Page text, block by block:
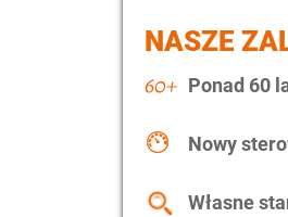
NASZE
Ponad 60
Nowy
Własne